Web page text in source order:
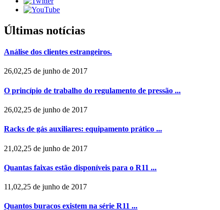
Últimas notícias
Análise dos clientes estrangeiros.
26,02,25 de junho de 2017
O princípio de trabalho do regulamento de pressão ...
26,02,25 de junho de 2017
Racks de gás auxiliares: equipamento prático ...
21,02,25 de junho de 2017
Quantas faixas estão disponíveis para o R11 ...
11,02,25 de junho de 2017
Quantos buracos existem na série R11 ...